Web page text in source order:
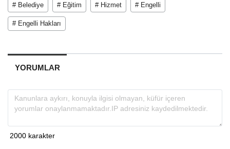
# Belediye # Eğitim # Hizmet # Engelli
# Engelli Hakları
YORUMLAR